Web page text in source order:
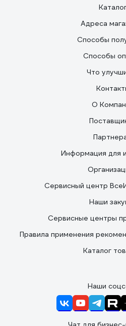
Адреса
Способы
Способы
Что
О
Информация для
Сервисный центр
Наши
Сервисные центры
Правила применения
Каталог
Наши